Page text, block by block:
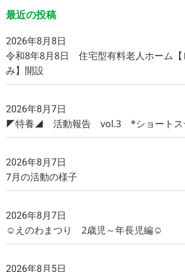
最近の投稿
2026年8月8日
令和8年8月8日 住宅型有料老人ホーム【
み】開設
2026年8月7日
◤特養◢ 活動報告 vol.3 *ショートス
2026年8月7日
7月の活動の様子
2026年8月7日
☺えのわまつり 2歳児～年長児編☺
2026年8月5日